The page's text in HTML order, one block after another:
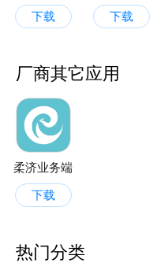
下载 下载
厂商其它应用
柔济业务端
下载
热门分类